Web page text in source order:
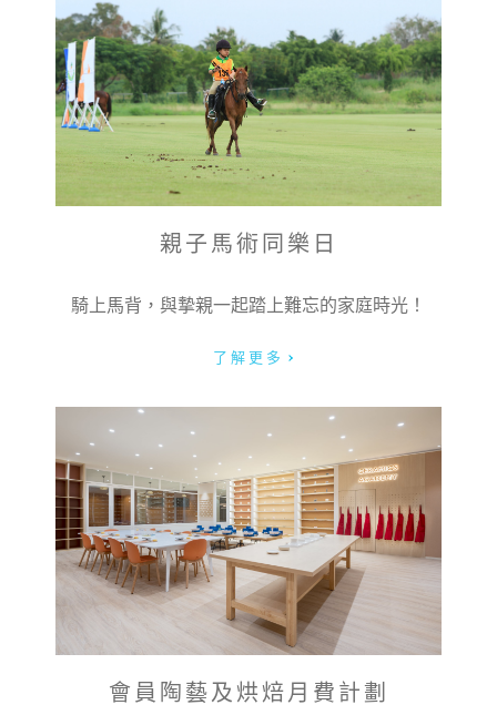
親子馬術同樂日
騎上馬背，與摯親一起踏上難忘的家庭時光！
了解更多
會員陶藝及烘焙月費計劃